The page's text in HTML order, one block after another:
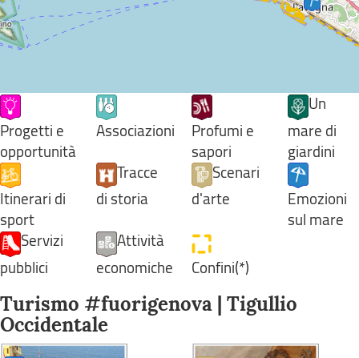
Progetti e
opportunità
Associazioni
Profumi e
sapori
Un
mare di
giardini
Itinerari di
sport
Tracce
di storia
Scenari
d'arte
Emozioni
sul mare
Servizi
pubblici
Attività
economiche
Confini(*)
Turismo #fuorigenova | Tigullio
Occidentale